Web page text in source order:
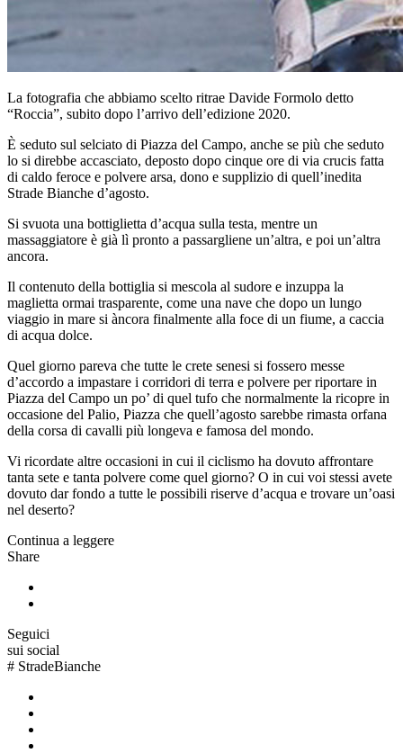
La fotografia che abbiamo scelto ritrae Davide Formolo detto
“Roccia”, subito dopo l’arrivo dell’edizione 2020.
È seduto sul selciato di Piazza del Campo, anche se più che seduto
lo si direbbe accasciato, deposto dopo cinque ore di via crucis fatta
di caldo feroce e polvere arsa, dono e supplizio di quell’inedita
Strade Bianche d’agosto.
Si svuota una bottiglietta d’acqua sulla testa, mentre un
massaggiatore è già lì pronto a passargliene un’altra, e poi un’altra
ancora.
Il contenuto della bottiglia si mescola al sudore e inzuppa la
maglietta ormai trasparente, come una nave che dopo un lungo
viaggio in mare si àncora finalmente alla foce di un fiume, a caccia
di acqua dolce.
Quel giorno pareva che tutte le crete senesi si fossero messe
d’accordo a impastare i corridori di terra e polvere per riportare in
Piazza del Campo un po’ di quel tufo che normalmente la ricopre in
occasione del Palio, Piazza che quell’agosto sarebbe rimasta orfana
della corsa di cavalli più longeva e famosa del mondo.
Vi ricordate altre occasioni in cui il ciclismo ha dovuto affrontare
tanta sete e tanta polvere come quel giorno? O in cui voi stessi avete
dovuto dar fondo a tutte le possibili riserve d’acqua e trovare un’oasi
nel deserto?
Continua a leggere
Share
Seguici
sui social
# StradeBianche